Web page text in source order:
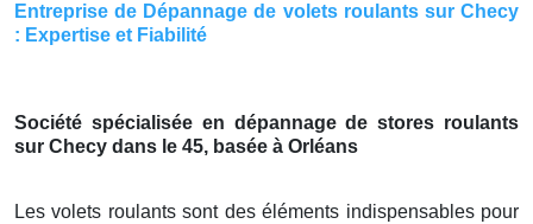
Entreprise de Dépannage de volets roulants sur Checy
: Expertise et Fiabilité
Société spécialisée en dépannage de stores roulants
sur Checy dans le 45, basée à Orléans
Les volets roulants sont des éléments indispensables pour